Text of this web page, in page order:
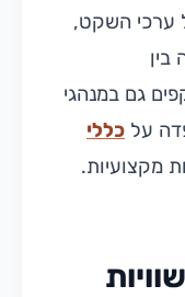
ערכי השקט,
גם במנהגי
על כללי
מקצועיות.